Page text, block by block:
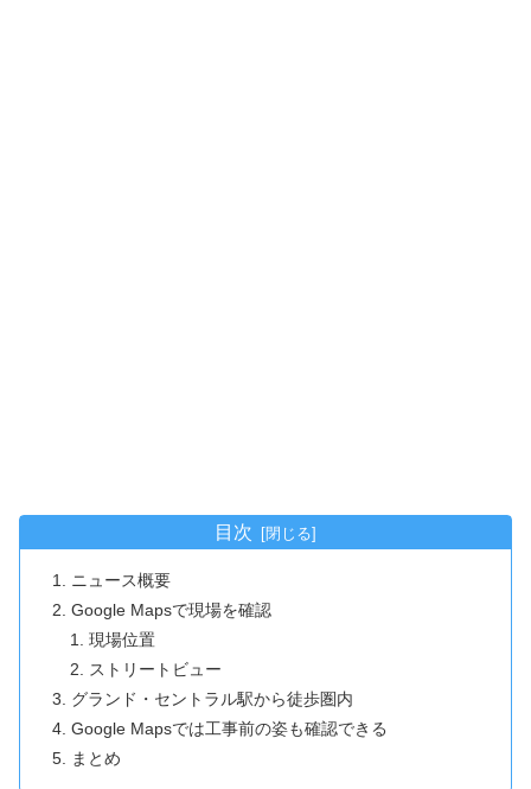
目次
ニュース概要
Google Mapsで現場を確認
現場位置
ストリートビュー
グランド・セントラル駅から徒歩圏内
Google Mapsでは工事前の姿も確認できる
まとめ